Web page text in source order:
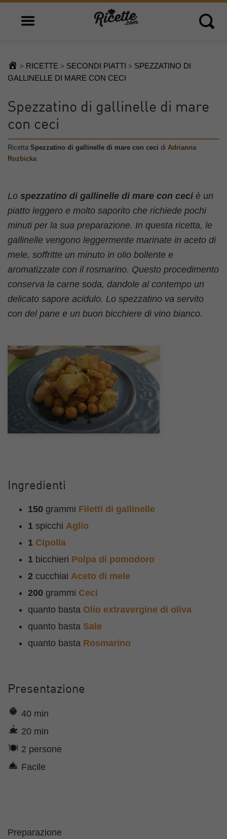
Open main menu Open
> RICETTE > SECONDI PIATTI > SPEZZATINO DI
GALLINELLE DI MARE CON CECI
Spezzatino di gallinelle di mare
con ceci
Ricetta Spezzatino di gallinelle di mare con ceci di Adrianna
Rozbicka
Lo spezzatino di gallinelle di mare con ceci è un
piatto leggero e molto saporito che richiede pochi
minuti per la sua preparazione. In questa ricetta, le
gallinelle vengono leggermente marinate in aceto di
mele, soffritte un minuto in olio bollente e
aromatizzate con il rosmarino. Questo procedimento
conserva la carne soda, dandole al contempo un
delicato sapore acidulo. Lo spezzatino va servito
con del pane e un buon bicchiere di vino bianco.
Ingredienti
150 grammi Filetti di gallinelle
1 spicchi Aglio
1 Cipolla
1 bicchieri Polpa di pomodoro
2 cucchiai Aceto di mele
200 grammi Ceci
quanto basta Olio extravergine di oliva
quanto basta Sale
quanto basta Rosmarino
Presentazione
40 min
20 min
2 persone
Facile
Preparazione